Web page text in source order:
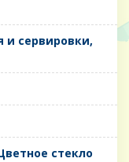
и сервировки,
стекло